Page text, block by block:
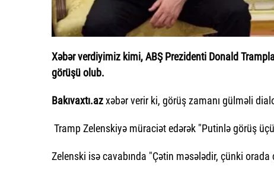
Xəbər verdiyimiz kimi, ABŞ Prezidenti Donald
görüşü olub.
Bakıvaxtı.azxəbər verir ki, görüş zamanı gülməli
Tramp Zelenskiyə müraciət edərək "Putinlə görüş
Zelenski isə cavabında "Çətin məsələdir, çünki orada